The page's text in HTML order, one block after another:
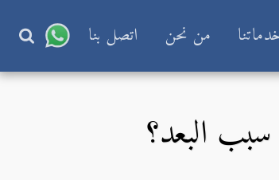
من نحن اتصل بنا
البعد؟